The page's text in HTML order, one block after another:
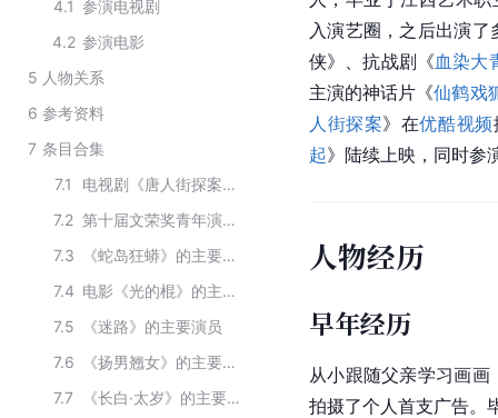
4.1 参演电视剧
4.2 参演电影
5 人物关系
6 参考资料
7 条目合集
7.1
电视剧《唐人街探案》的主要演职人员
7.2
第十届文荣奖青年演员扶持计划
7.3
《蛇岛狂蟒》的主要演员
7.4
电影《光的棍》的主要演员
7.5
《迷路》的主要演员
7.6
《扬男翘女》的主要演员
7.7
《长白·太岁》的主要演员
入演艺圈，之后出演
侠》、抗战剧《血染大
主演的神话片《仙鹤戏
人街探案》在优酷视频
起》陆续上映，同时参
人物经历
早年经历
从小跟随父亲学习画
拍摄了个人首支广告。